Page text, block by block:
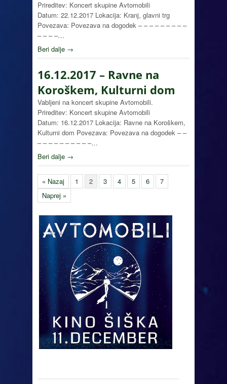
Prireditev: Koncert skupine Avtomobili
Datum: 22.12.2017 Lokacija: Kranj, glavni trg
Povezava: Povezava na dogodek – – – – – – – – –
– – – –…
Beri dalje →
16.12.2017 – Ravne na
Koroškem, Kulturni dom
Vabljeni na koncert skupine Avtomobili.
Prireditev: Koncert skupine Avtomobili
Datum: 16.12.2017 Lokacija: Ravne na Koroškem,
Kulturni dom Povezava: Povezava na dogodek – –
– – – – – – – – – –…
Beri dalje →
« Nazaj 1 2 3 4 5 6
7
Naprej »